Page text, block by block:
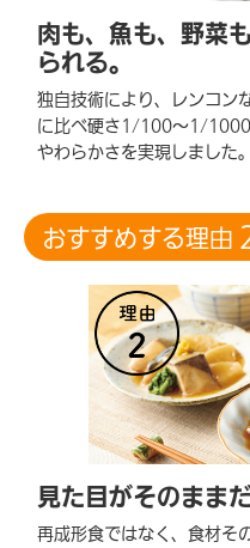
肉も、魚も、野菜
られる。
独自技術により、レンコン
に比べ硬さ1/100～1/1000
やわらかさを実現しました。
おすすめする理由
見た目がそのまま
再成形食ではなく、食材そ